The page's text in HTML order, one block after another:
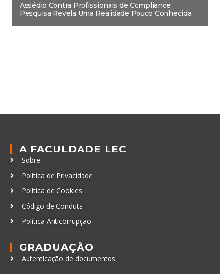
Assédio Contra Profissionais de Compliance:
Pesquisa Revela Uma Realidade Pouco Conhecida
A FACULDADE LEC
Sobre
Política de Privacidade
Política de Cookies
Código de Conduta
Política Anticorrupção
GRADUAÇÃO
Autenticação de documentos